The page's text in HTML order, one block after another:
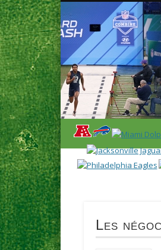
News en français sur la
ACCUEIL NEWS
Les